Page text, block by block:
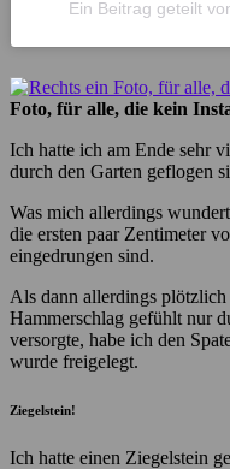
Ein Beitrag geteilt
Foto, für alle, die kein
Ich hatte ich am Ende sehr
durch den Garten geflogen
Was mich allerdings
die ersten paar Zentimeter
eingedrungen sind.
Als dann allerdings
Hammerschlag gefühlt nur
versorgte, habe ich den
wurde freigelegt.
Ziegelstein!
Ich hatte einen Ziegelstein